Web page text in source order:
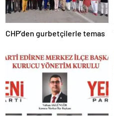
CHP’den gurbetçilerle temas